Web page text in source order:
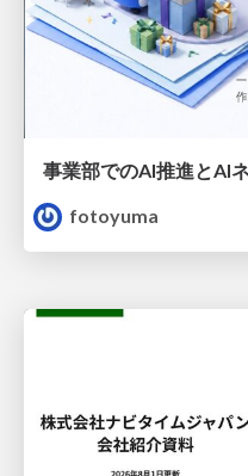
事業部でのAI推進とAI
fotoyuma